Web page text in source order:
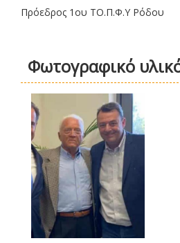
Πρόεδρος 1ου ΤΟ.Π.Φ.Υ Ρόδου
Φωτογραφικό